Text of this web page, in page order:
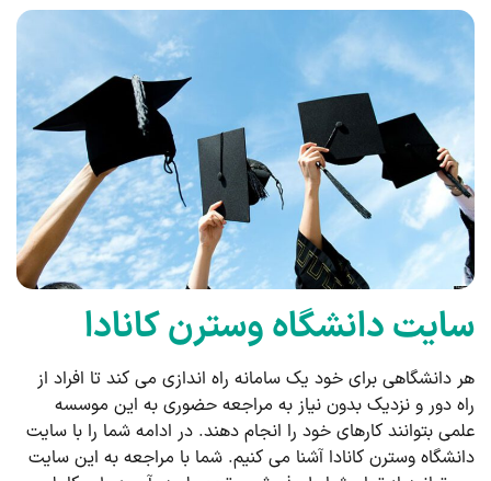
سایت دانشگاه وسترن کانادا
هر دانشگاهی برای خود یک سامانه راه اندازی می کند تا افراد از
راه دور و نزدیک بدون نیاز به مراجعه حضوری به این موسسه
علمی بتوانند کارهای خود را انجام دهند. در ادامه شما را با سایت
دانشگاه وسترن کانادا آشنا می کنیم. شما با مراجعه به این سایت